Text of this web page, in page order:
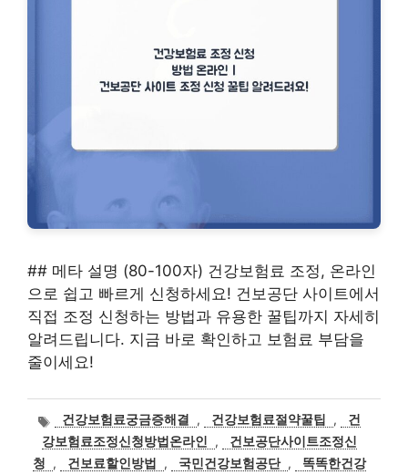
## 메타 설명 (80-100자) 건강보험료 조정, 온라인
으로 쉽고 빠르게 신청하세요! 건보공단 사이트에서
직접 조정 신청하는 방법과 유용한 꿀팁까지 자세히
알려드립니다. 지금 바로 확인하고 보험료 부담을
줄이세요!
태
그
건강보험료궁금증해결 , 건강보험료절약꿀팁 ,
건
강보험료조정신청방법온라인
,
건보공단사이트조정신
청
, 건보료할인방법 , 국민건강보험공단 ,
똑똑한건강